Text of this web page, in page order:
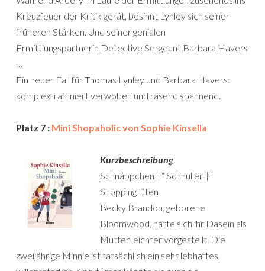
Kreuzfeuer der Kritik gerät, besinnt Lynley sich seiner
früheren Stärken. Und seiner genialen
Ermittlungspartnerin Detective Sergeant Barbara Havers
…
Ein neuer Fall für Thomas Lynley und Barbara Havers:
komplex, raffiniert verwoben und rasend spannend.
Platz 7 : Mini Shopaholic von Sophie Kinsella
Kurzbeschreibung
Schnäppchen †“ Schnuller †“
Shoppingtüten!
Becky Brandon, geborene
Bloomwood, hatte sich ihr Dasein als
Mutter leichter vorgestellt. Die
zweijährige Minnie ist tatsächlich ein sehr lebhaftes,